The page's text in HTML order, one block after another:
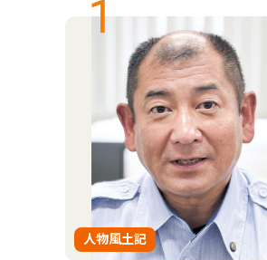
1
人物風土記